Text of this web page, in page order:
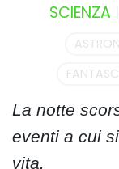
SCIENZA
La notte
eventi a cui
vita.